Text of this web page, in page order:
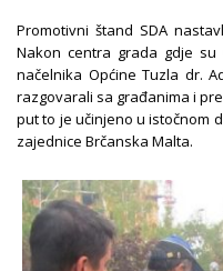
Promotivni štand SDA
Nakon centra grada gdje
načelnika Općine Tuzla dr.
razgovarali sa građanima i
put to je učinjeno u istočnom
zajednice Brčanska Malta.